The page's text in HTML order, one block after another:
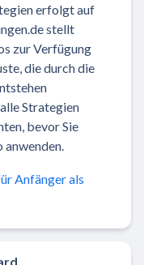
erfolgt auf
stellt
zur Verfügung
die durch die
Strategien
bevor Sie
Anfänger als